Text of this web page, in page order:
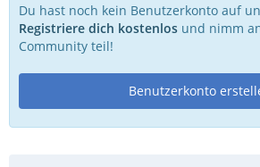
Du hast noch kein Benutzerkonto auf
Registriere dich kostenlos und nimm
Community teil!
Benutzerkonto